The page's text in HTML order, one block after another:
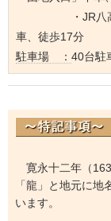
・JR八高線
車、徒歩17分
駐車場 ： 40台駐
寛永十二年（
「龍」と地元に
います。